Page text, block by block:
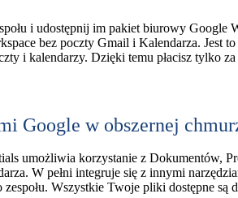
i udostępnij im pakiet biurowy Google
bez poczty Gmail i Kalendarza. Jest
i kalendarzy. Dzięki temu płacisz tylko
Google w obszernej
umożliwia korzystanie z Dokumentów,
W pełni integruje się z innymi
zespołu. Wszystkie Twoje pliki dostępne